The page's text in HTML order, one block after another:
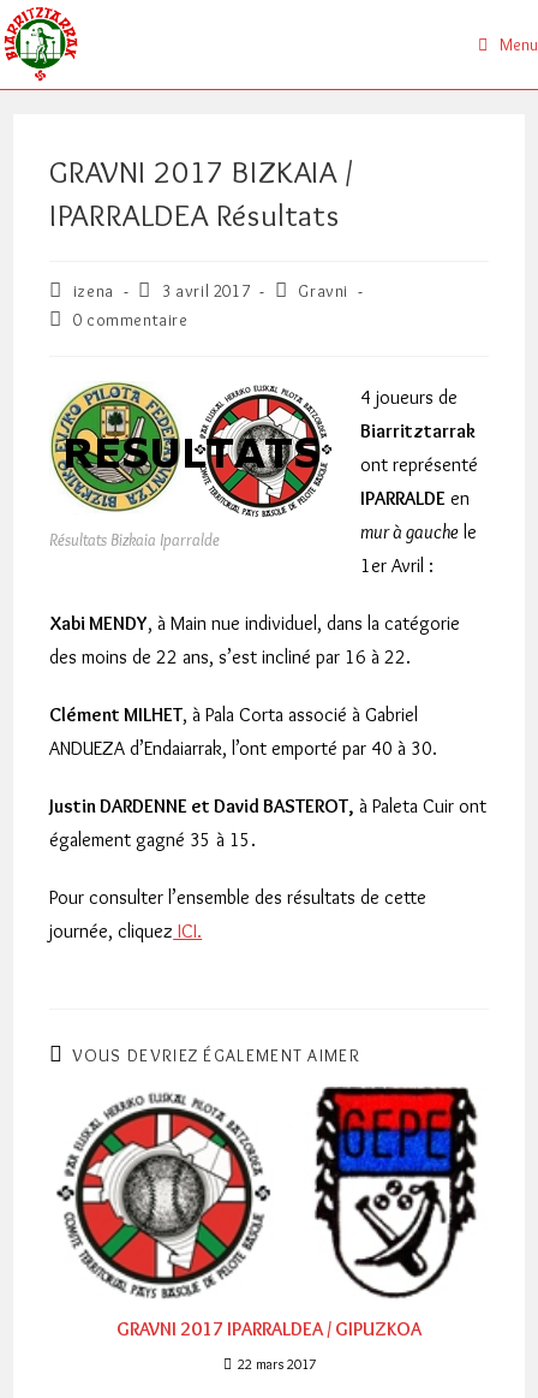
Skip
to
content
Menu
GRAVNI 2017 BIZKAIA /
IPARRALDEA Résultats
Auteur/autrice
de
izena
Publication
publiée :
3 avril 2017
PostGravni
Commentaires
publication :
0 commentaire
Résultats Bizkaia Iparralde
4 joueurs de
Biarritztarrak
ont représenté
IPARRALDE en
mur à gauche le
1er Avril :
Xabi MENDY, à Main nue individuel, dans la catégorie
des moins de 22 ans, s’est incliné par 16 à 22.
Clément MILHET, à Pala Corta associé à Gabriel
ANDUEZA d’Endaiarrak, l’ont emporté par 40 à 30.
Justin DARDENNE et David BASTEROT, à Paleta Cuir ont
également gagné 35 à 15.
Pour consulter l’ensemble des résultats de cette
journée, cliquez ICI.
VOUS DEVRIEZ ÉGALEMENT AIMER
GRAVNI 2017 IPARRALDEA / GIPUZKOA
22 mars 2017